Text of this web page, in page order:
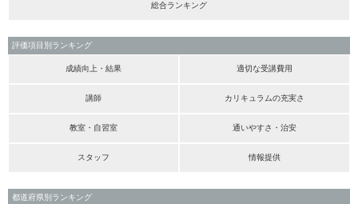
総合ランキング
評価項目別ランキング
成績向上・結果 適切な受講費用
講師 カリキュラムの充実さ
教室・自習室 通いやすさ・治安
スタッフ 情報提供
都道府県別ランキング